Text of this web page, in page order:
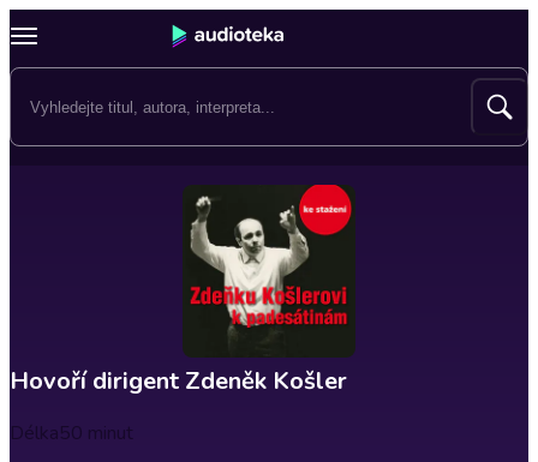
Hovoří dirigent Zdeněk Košler
Délka50 minut